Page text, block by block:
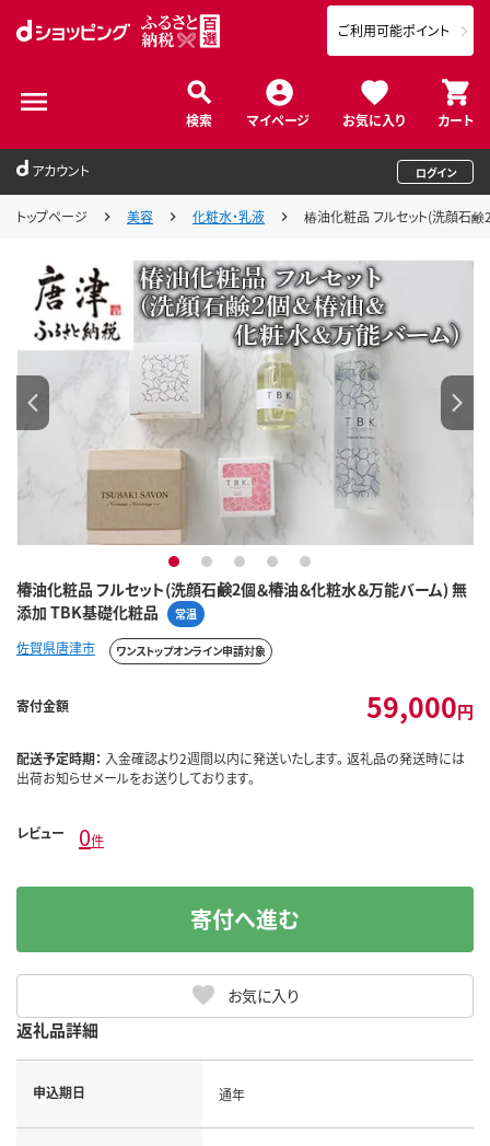
検索 マイページ お気に入り カート
ご利用可能ポイント
アカウント ログイン
トップページ 美容 化粧水・乳液 椿油化粧品 フルセット(洗顔石
椿油化粧品 フルセット(洗顔石鹸2個＆椿油＆化粧水＆万能バーム) 無
添加 TBK基礎化粧品
常温
1 2 3 4 5
佐賀県唐津市 ワンストップオンライン申請対象
寄付金額 59,000円
配送予定時期： 入金確認より2週間以内に発送いたします。 返礼品の発送時には
出荷お知らせメールをお送りしております。
レビュー 0件
お気に入り
寄付へ進む
返礼品詳細
申込期日 通年